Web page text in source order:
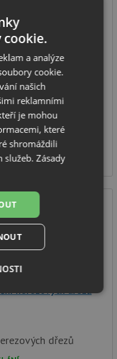
na nerezové dřezy
nerezové dřezy
nerezových dřezů
dřezů
cookie.
a analýze
cookie.
našich
reklamními
je mohou
které
shromáždili
služeb.Zásady
Soubory